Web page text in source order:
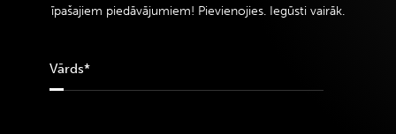
īpašajiem piedāvājumiem! Pievienojies. Iegūsti vairāk.